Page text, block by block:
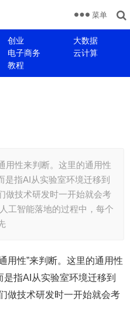
创业
大数据
电子商务
云计算
教程
菜单
用性来判断。这里的通用性
是指AI从实验室环境迁移到
做技术研发时一开始就会考
工智能落地的过程中，每个
用性”来判断。这里的通用性
指AI从实验室环境迁移到
做技术研发时一开始就会考